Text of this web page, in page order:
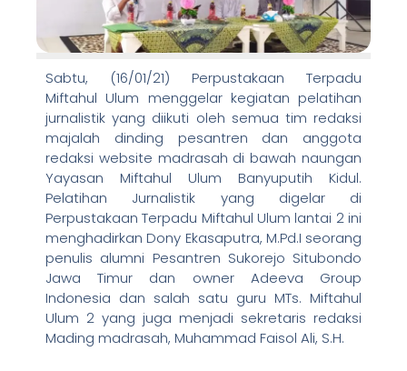
Sabtu, (16/01/21) Perpustakaan Terpadu
Miftahul Ulum menggelar kegiatan pelatihan
jurnalistik yang diikuti oleh semua tim redaksi
majalah dinding pesantren dan anggota
redaksi website madrasah di bawah naungan
Yayasan Miftahul Ulum Banyuputih Kidul.
Pelatihan Jurnalistik yang digelar di
Perpustakaan Terpadu Miftahul Ulum lantai 2 ini
menghadirkan Dony Ekasaputra, M.Pd.I seorang
penulis alumni Pesantren Sukorejo Situbondo
Jawa Timur dan owner Adeeva Group
Indonesia dan salah satu guru MTs. Miftahul
Ulum 2 yang juga menjadi sekretaris redaksi
Mading madrasah, Muhammad Faisol Ali, S.H.